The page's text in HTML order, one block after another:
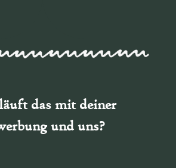
das mit deiner
und uns?